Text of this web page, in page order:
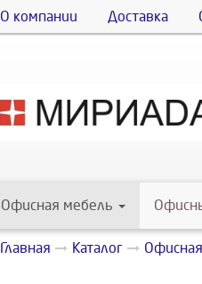
О компании Доставка
Офисная мебель
Главная Каталог